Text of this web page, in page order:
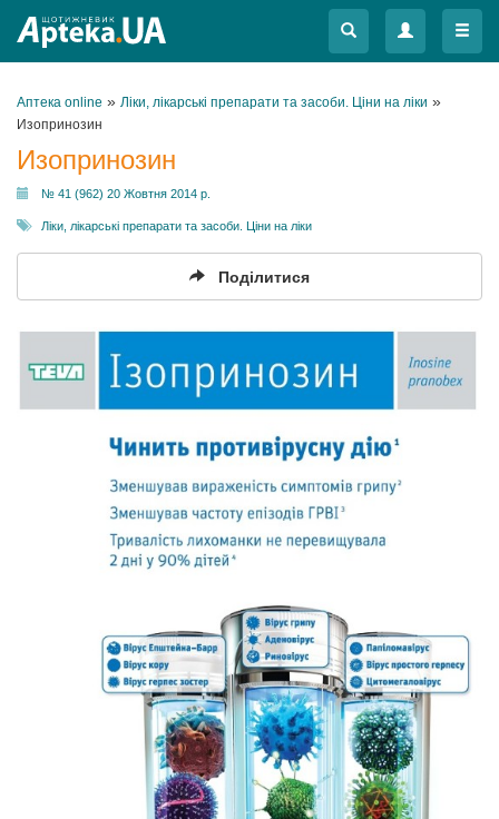
Меню
Меню
Аптека online » Ліки, лікарські препарати та засоби. Ціни на ліки »
Изопринозин
Изопринозин
№ 41 (962) 20 Жовтня 2014 р.
Ліки, лікарські препарати та засоби. Ціни на ліки
Поділитися